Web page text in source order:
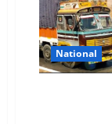
National